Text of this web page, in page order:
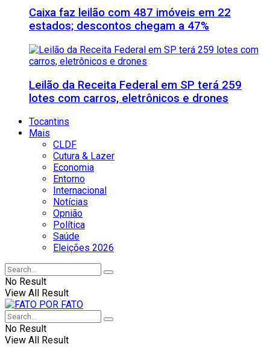
Caixa faz leilão com 487 imóveis em 22
estados; descontos chegam a 47%
Leilão da Receita Federal em SP terá 259
lotes com carros, eletrônicos e drones
Tocantins
Mais
CLDF
Cutura & Lazer
Economia
Entorno
Internacional
Notícias
Opnião
Política
Saúde
Eleições 2026
No Result
View All Result
No Result
View All Result